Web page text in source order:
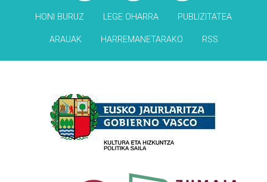
HONI BURUZ LEGE OHARRA PUBLIZITATEA
ARAUAK HARREMANETARAKO RSS